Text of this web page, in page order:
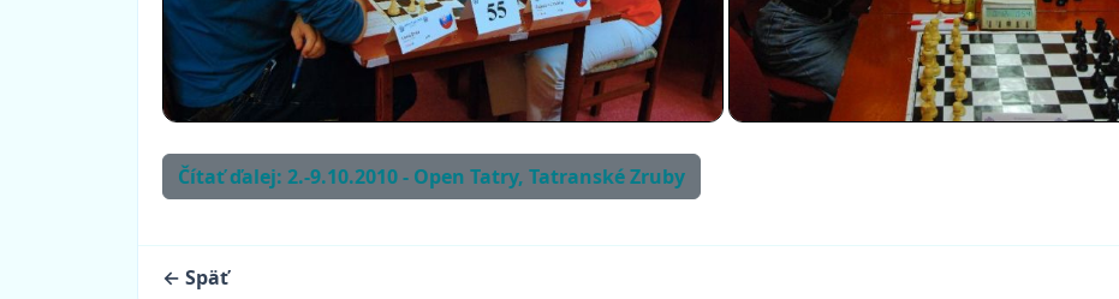
Čítať ďalej: 2.-9.10.2010 - Open Tatry, Tatranské Zruby
← Späť